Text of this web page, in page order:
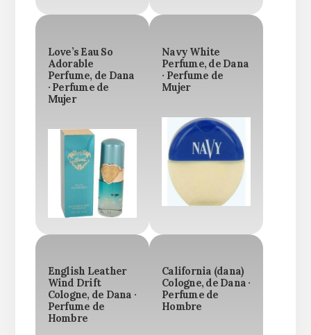
Love’s Eau So
Adorable
Perfume, de Dana
· Perfume de
Mujer
Navy White
Perfume, de Dana
· Perfume de
Mujer
English Leather
Wind Drift
Cologne, de Dana ·
Perfume de
Hombre
California (dana)
Cologne, de Dana ·
Perfume de
Hombre